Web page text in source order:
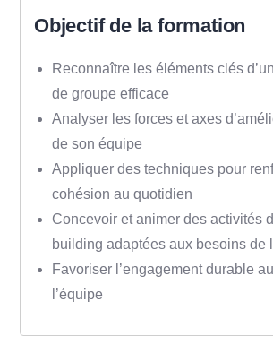
Objectif de la formation
Reconnaître les éléments clés
de groupe efficace
Analyser les forces et axes
de son équipe
Appliquer des techniques pour
cohésion au quotidien
Concevoir et animer des activités
building adaptées aux besoins de
Favoriser l’engagement durable
l’équipe